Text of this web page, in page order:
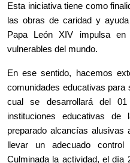
Esta iniciativa tiene como
las obras de caridad y
Papa León XIV impulsa
vulnerables del mundo.
En ese sentido, hacemos
comunidades educativas para
cual se desarrollará del
instituciones educativas
preparado alcancías alusivas
llevar un adecuado
Culminada la actividad, el día